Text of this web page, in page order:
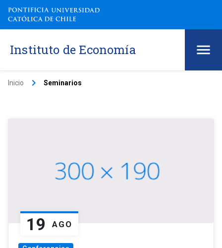
Instituto de Economía
Inicio keyboard_arrow_right Seminarios
19 AGO